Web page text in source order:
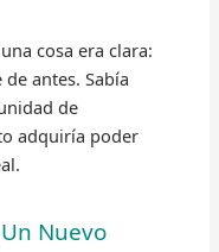
cosa era clara:
antes. Sabía
de
adquiría poder
Nuevo